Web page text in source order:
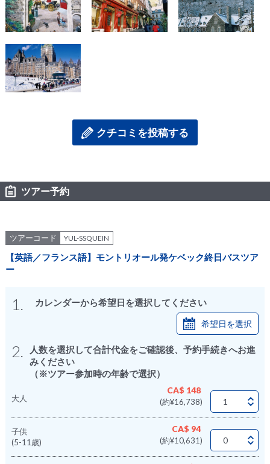
クチコミを投稿する
ツアー予約
ツアーコード YUL-SSQUEIN
【英語／フランス語】モントリオール発ケベック終日バスツア
ー
1. カレンダーから希望日を選択してください
希望日を選択
2.
人数を選択して合計代金をご確認後、予約手続きへお進
みください
（※ツアー参加時の年齢で選択）
大人
CA$ 148
(約¥16,738)
子供
(5-11歳)
CA$ 94
(約¥10,631)